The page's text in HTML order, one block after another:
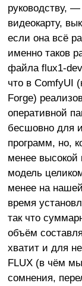
руководству,
видеокарту,
если она всё
именно таков
файла flux1-
что в ComfyUI
Forge)
оперативной
бесшовно для
программ, но,
менее высокой
модель
менее на
время
так что
объём
хватит и для
FLUX (в чём
сомнения,